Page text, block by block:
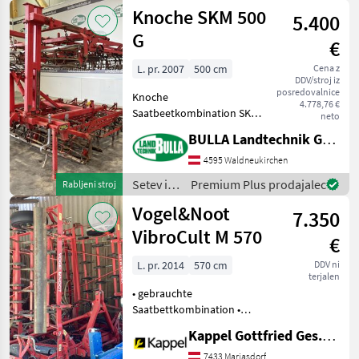
nega /
Einböck
Rabljeni stroj
Knoche SKM 500
G
5.400
€
Cena z
DDV/stroj iz
posredovalnice
4.778,76 €
neto
L. pr. 2007
500 cm
Knoche
Saatbeetkombination SKM
klappbar mit 2 Zylinder 4
Felder - 4 Reihen
Doppelkrümelwalze hinten
Vorder Walze mit
Planierschiene
BULLA Landtechnik GmbH
4595 Waldneukirchen
Setev in
nega /
Knoche
Premium Plus prodajalec
Vogel&Noot
VibroCult M 570
7.350
€
DDV ni
terjalen
L. pr. 2014
570 cm
• gebrauchte
Saatbettkombination •
hydraulische Klappung • 3-
Kappel Gottfried Ges.m.b.H.
7433 Mariasdorf